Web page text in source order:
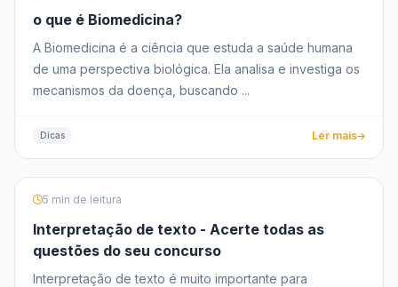
o que é Biomedicina?
A Biomedicina é a ciência que estuda a saúde humana
de uma perspectiva biológica. Ela analisa e investiga os
mecanismos da doença, buscando ...
Dicas Ler mais
5 min de leitura
Interpretação de texto - Acerte todas as
questões do seu concurso
Interpretação de texto é muito importante para